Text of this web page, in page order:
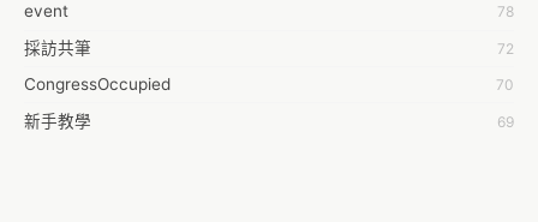
100004224394929@facebook.com
1001000
108級醫三牙二
108���������������������������A������������
event 78
採訪共筆 72
CongressOccupied 70
新手教學 69